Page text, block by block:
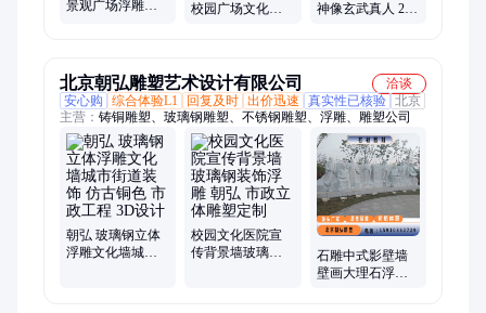
景观广场浮雕主
校园广场文化墙
神像玄武真人 2米
北京朝弘雕塑艺术设计有限公司
洽谈
安心购
综合体验L1 回复及时 出价迅速 真实性已核验 北京
主营： 铸铜雕塑、玻璃钢雕塑、不锈钢雕塑、浮雕、雕塑公司
朝弘 玻璃钢立体
浮雕文化墙城市
校园文化医院宣
传背景墙玻璃钢
石雕中式影壁墙
壁画大理石浮雕